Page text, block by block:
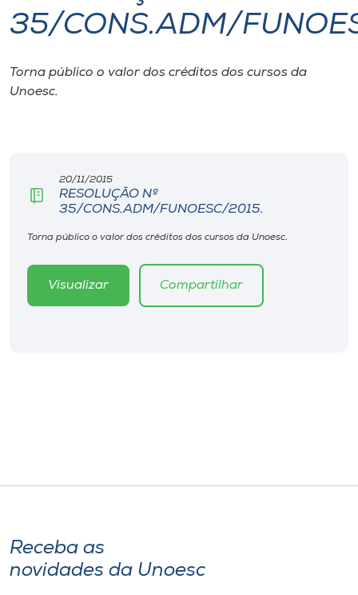
I.nova
Diplomados
Editora
35/CONS.ADM/
Torna público o valor dos créditos dos cursos da
Unoesc.
20/11/2015
RESOLUÇÃO Nº
35/CONS.ADM/FUNOESC/2015.
Torna público o valor dos créditos dos cursos da Unoesc.
Visualizar Compartilhar
Receba as
novidades da Unoesc